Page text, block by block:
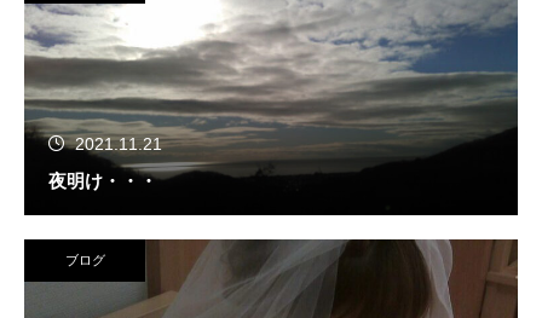
2021.11.21
夜明け・・・
ブログ